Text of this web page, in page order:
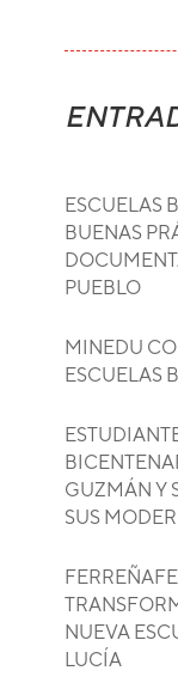
ESCUELAS
BUENAS
PUEBLO
MINEDU
ESCUELAS
GUZMÁN Y
SUS
NUEVA
LUCÍA